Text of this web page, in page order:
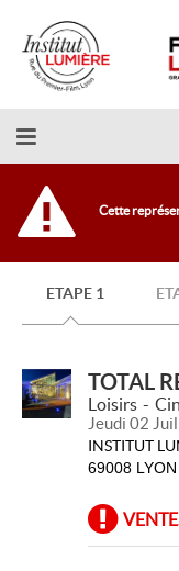
Retour
l'accueil
Cette
ETAPE 1
TOTAL
Loisirs
Jeudi 02
INSTITUT
69008 LYON